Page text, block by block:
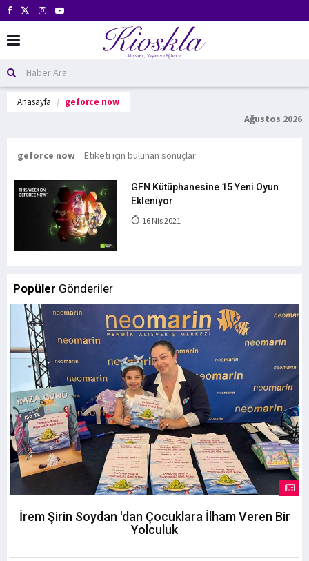
Anasayfa geforce now
Ağustos 2026
geforce now Etiketi için bulunan sonuçlar
GFN Kütüphanesine 15 Yeni Oyun
Ekleniyor
16 Nis 2021
Popüler Gönderiler
İrem Şirin Soydan 'dan Çocuklara İlham Veren Bir
Yolculuk